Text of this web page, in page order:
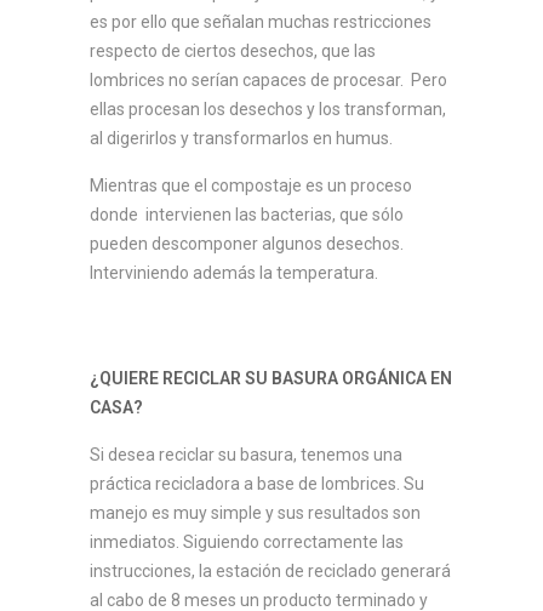
es por ello que señalan muchas restricciones
respecto de ciertos desechos, que las
lombrices no serían capaces de procesar. Pero
ellas procesan los desechos y los transforman,
al digerirlos y transformarlos en humus.
Mientras que el compostaje es un proceso
donde intervienen las bacterias, que sólo
pueden descomponer algunos desechos.
Interviniendo además la temperatura.
¿QUIERE RECICLAR SU BASURA ORGÁNICA EN
CASA?
Si desea reciclar su basura, tenemos una
práctica recicladora a base de lombrices. Su
manejo es muy simple y sus resultados son
inmediatos. Siguiendo correctamente las
instrucciones, la estación de reciclado generará
al cabo de 8 meses un producto terminado y